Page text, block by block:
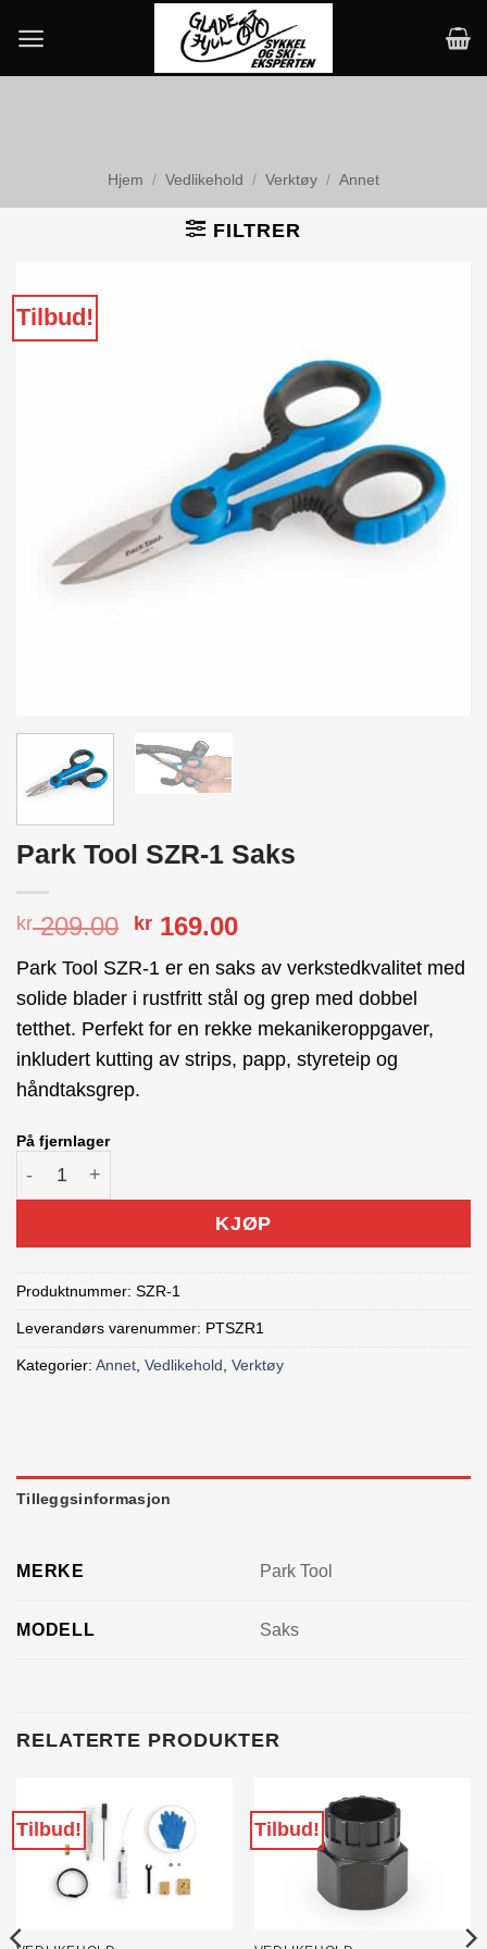
content
Hjem / Vedlikehold / Verktøy / Annet
FILTRER
Tilbud!
Park Tool SZR-1 Saks
kr209.00 Opprinnelig
var:
kr 209.00.
kr 169.00Nåværende
er:
kr 169.00.
Park Tool SZR-1 er en saks av verkstedkvalitet med
solide blader i rustfritt stål og grep med dobbel
tetthet. Perfekt for en rekke mekanikeroppgaver,
inkludert kutting av strips, papp, styreteip og
håndtaksgrep.
På fjernlager
KJØP
Produktnummer: SZR-1
Leverandørs varenummer: PTSZR1
Kategorier: Annet, Vedlikehold, Verktøy
Tilleggsinformasjon
MERKE Park Tool
MODELL Saks
RELATERTE PRODUKTER
Tilbud! Tilbud!